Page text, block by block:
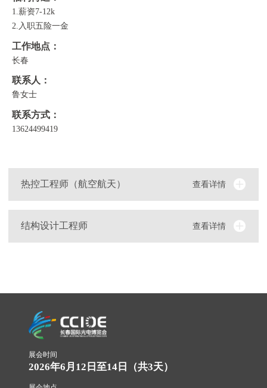
1.薪资7-12k
2.入职五险一金
工作地点：
长春
联系人：
鲁女士
联系方式：
13624499419
热控工程师（航空航天） 查看详情
结构设计工程师 查看详情
展会时间
2026年6月12日至14日（共3天）